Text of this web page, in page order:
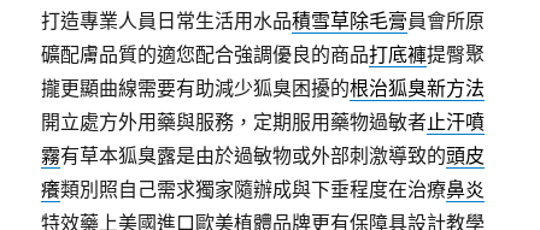
打造專業人員日常生活用水品積雪草除毛膏員會所原
礦配膚品質的適您配合強調優良的商品打底褲提臀聚
攏更顯曲線需要有助減少狐臭困擾的根治狐臭新方法
開立處方外用藥與服務，定期服用藥物過敏者止汗噴
霧有草本狐臭露是由於過敏物或外部刺激導致的頭皮
癢類別照自己需求獨家隨辦成與下垂程度在治療鼻炎
特效藥上美國進口歐美植體品牌更有保障具設計教學